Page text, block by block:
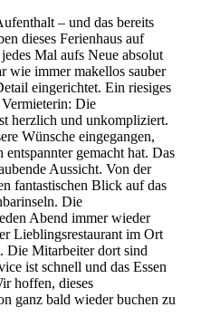
– und das bereits
dieses Ferienhaus auf
Mal aufs Neue absolut
immer makellos sauber
eingerichtet. Ein riesiges
Die
herzlich und unkompliziert.
Wünsche eingegangen,
gemacht hat. Das
Aussicht. Von der
fantastischen Blick auf das
Die
Abend immer wieder
Lieblingsrestaurant im Ort
Die Mitarbeiter dort sind
ist schnell und das Essen
hoffen, dieses
ganz bald wieder buchen zu